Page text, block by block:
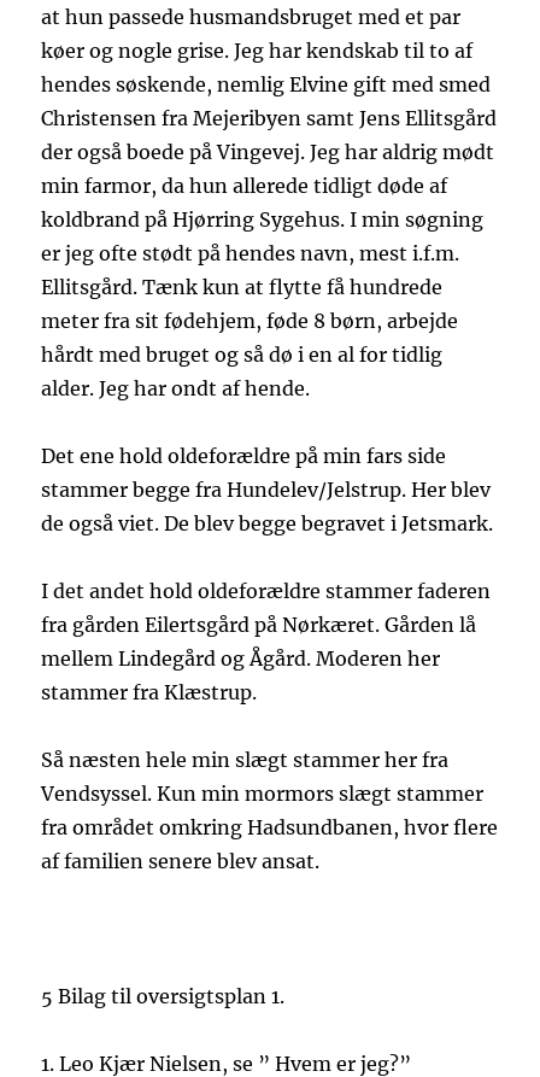
at hun passede husmandsbruget med et par
køer og nogle grise. Jeg har kendskab til to af
hendes søskende, nemlig Elvine gift med smed
Christensen fra Mejeribyen samt Jens Ellitsgård
der også boede på Vingevej. Jeg har aldrig mødt
min farmor, da hun allerede tidligt døde af
koldbrand på Hjørring Sygehus. I min søgning
er jeg ofte stødt på hendes navn, mest i.f.m.
Ellitsgård. Tænk kun at flytte få hundrede
meter fra sit fødehjem, føde 8 børn, arbejde
hårdt med bruget og så dø i en al for tidlig
alder. Jeg har ondt af hende.
Det ene hold oldeforældre på min fars side
stammer begge fra Hundelev/Jelstrup. Her blev
de også viet. De blev begge begravet i Jetsmark.
I det andet hold oldeforældre stammer faderen
fra gården Eilertsgård på Nørkæret. Gården lå
mellem Lindegård og Ågård. Moderen her
stammer fra Klæstrup.
Så næsten hele min slægt stammer her fra
Vendsyssel. Kun min mormors slægt stammer
fra området omkring Hadsundbanen, hvor flere
af familien senere blev ansat.
5Bilag til oversigtsplan 1.
1.Leo Kjær Nielsen, se ” Hvem er jeg?”